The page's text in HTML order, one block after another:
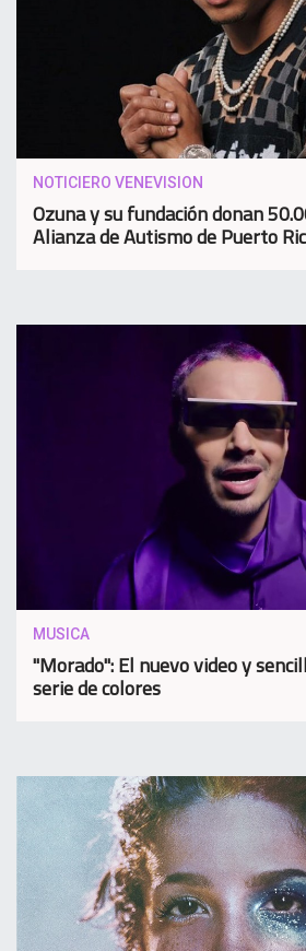
NOTICIERO VENEVISION
Ozuna y su fundación donan
Alianza de Autismo de Puerto
MUSICA
"Morado": El nuevo video y
serie de colores